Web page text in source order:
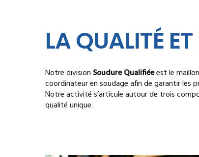
LA QUALITÉ
Notre division Soudure Qualifiéeest le
coordinateur en soudage afin de garantir les
Notre activité s’articule autour de trois
qualité unique.